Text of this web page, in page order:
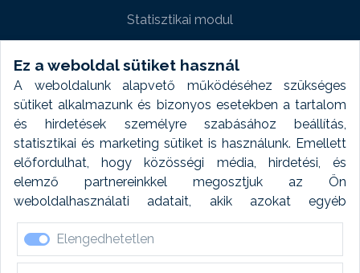
Ez a weboldal sütiket használ
A weboldalunk alapvető működéséhez szükséges
sütiket alkalmazunk és bizonyos esetekben a tartalom
és hirdetések személyre szabásához beállítás,
statisztikai és marketing sütiket is használunk. Emellett
előfordulhat, hogy közösségi média, hirdetési, és
elemző partnereinkkel megosztjuk az Ön
weboldalhasználati adatait, akik azokat egyéb
forrásokból gyűjtött adatokkal kombinálhatják. A sütik
elfogadásával kapcsolatosan naplózást végzünk és
ezen adatokat 6 hónap után automatikusan töröljük. A
Elengedhetetlen
Statisztikai modul
Weboldal modul
Fényképtár extra modul
Autómosó modul
Feladatütemezés